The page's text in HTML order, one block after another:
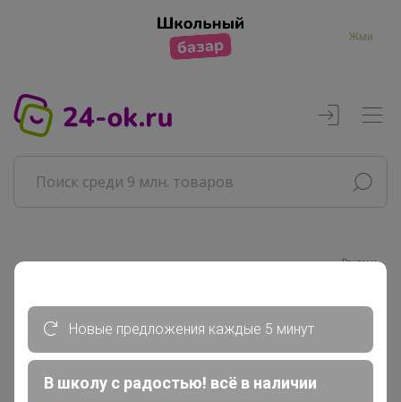
Жми
Реклама
Главная
Совместные покупки
АРХИВ СП
Товары для дома
Новые предложения каждые 5 минут
В школу с радостью! всё в наличии